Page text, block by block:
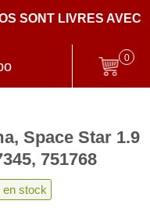
LIVRES AVEC DES
0
Space Star 1.9
751768
en stock